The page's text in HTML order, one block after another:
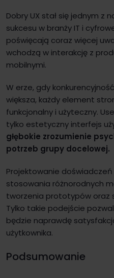
Dobry UX stał się jednym z
sukcesu w branży IT i
poświęcają coraz więcej
wchodzą w interakcję z
mobilnymi.
W erze, gdy
większa, każdy element
funkcjonalny i użyteczny.
tylko estetyczny interfejs
głębokie zrozumienie
potrzeb grupy docelowej.
Projektowanie
stosowania różnorodnych
tworzenia prototypów oraz
Tylko takie podejście
będzie naprawdę
użytkownika.
Podsumowanie